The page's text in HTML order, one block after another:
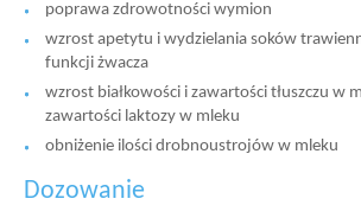
poprawa zdrowotności wymion
wzrost apetytu i wydzielania soków
funkcji żwacza
wzrost białkowości i zawartości tłuszczu w
zawartości laktozy w mleku
obniżenie ilości drobnoustrojów w mleku
Dozowanie